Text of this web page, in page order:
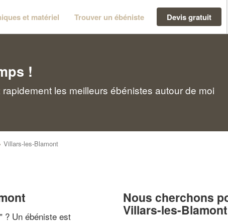
et matériel Trouver un ébéniste Devis gratuit
!
les meilleurs ébénistes autour de moi
Villars-les-Blamont
" ? Un ébéniste est
Nous cherchons
Villars-les-Blamont